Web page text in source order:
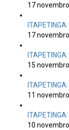
17
17
15
11
10